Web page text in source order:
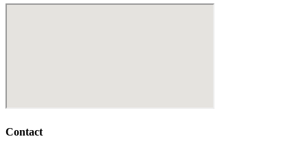
Contact